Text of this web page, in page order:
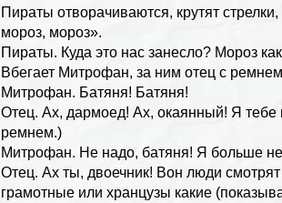
Пираты отворачиваются, крутят
мороз, мороз».
Пираты. Куда это нас занесло? Мороз
Вбегает Митрофан, за ним отец с
Митрофан. Батяня! Батяня!
Отец. Ах, дармоед! Ах, окаянный! Я тебе
ремнем.)
Митрофан. Не надо, батяня! Я больше
Отец. Ах ты, двоечник! Вон люди
грамотные или хранцузы какие